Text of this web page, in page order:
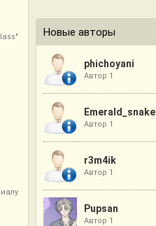
Новые авторы
phichoyani
Автор 1
Emerald_snake
Автор 1
r3m4ik
Автор 1
Pupsan
Автор 1